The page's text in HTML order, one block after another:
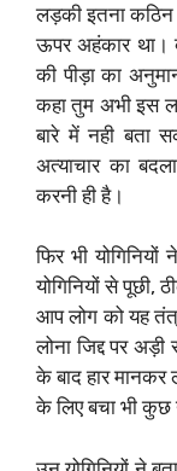
लड़की इतना कठिन
ऊपर अहंकार था।
की पीड़ा का
कहा तुम अभी इस
बारे में नही बता
अत्याचार का
करनी ही है।
फिर भी
योगिनियों से पूछी,
आप लोग को यह
लोना जिद्द पर
के बाद हार मानकर
के लिए बचा भी कुछ